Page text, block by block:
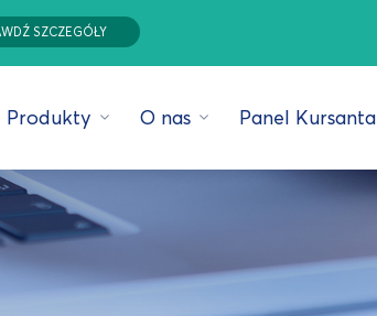
SZCZEGÓŁY
Produkty O nas Panel Kursanta